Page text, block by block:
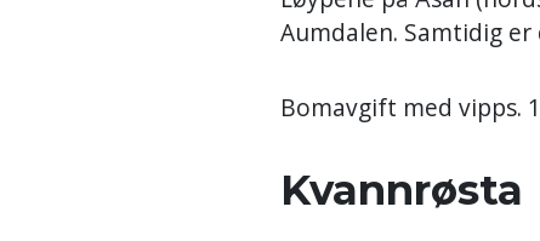
Aumdalen. Samtidig
Bomavgift med vipps.
Kvannrøsta